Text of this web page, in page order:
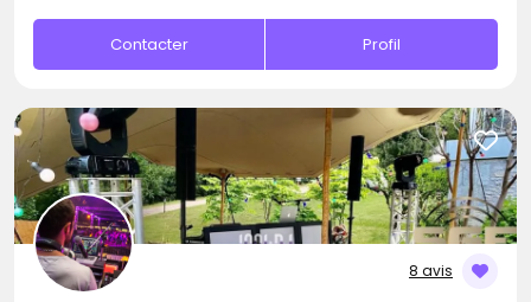
Contacter Profil
8 avis